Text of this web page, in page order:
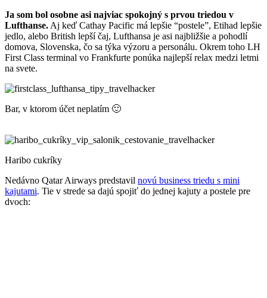
Ja som bol osobne asi najviac spokojný s prvou triedou v
Lufthanse. Aj keď Cathay Pacific má lepšie “postele”, Etihad lepšie
jedlo, alebo British lepší čaj, Lufthansa je asi najbližšie a pohodlí
domova, Slovenska, čo sa týka výzoru a personálu. Okrem toho LH
First Class terminal vo Frankfurte ponúka najlepší relax medzi letmi
na svete.
Bar, v ktorom účet neplatím 🙂
Haribo cukríky
Nedávno Qatar Airways predstavil novú business triedu s mini
kajutami. Tie v strede sa dajú spojiť do jednej kajuty a postele pre
dvoch: